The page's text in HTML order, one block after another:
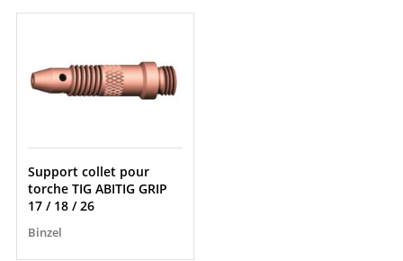
Support collet pour
torche TIG ABITIG GRIP
17 / 18 / 26
Binzel